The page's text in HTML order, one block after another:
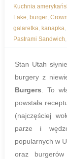
Kuchnia
Lake, burger,
galaretka, kanapka,
Pastrami Sandwich,
Stan Utah
burgery z
Burgers. To
powstała
(najczęściej
parze i
popularnych w
oraz